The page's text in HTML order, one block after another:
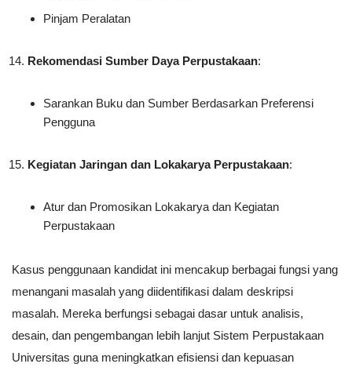
Pinjam Peralatan
Rekomendasi Sumber Daya Perpustakaan:
Sarankan Buku dan Sumber Berdasarkan Preferensi
Pengguna
Kegiatan Jaringan dan Lokakarya Perpustakaan:
Atur dan Promosikan Lokakarya dan Kegiatan
Perpustakaan
Kasus penggunaan kandidat ini mencakup berbagai fungsi yang
menangani masalah yang diidentifikasi dalam deskripsi
masalah. Mereka berfungsi sebagai dasar untuk analisis,
desain, dan pengembangan lebih lanjut Sistem Perpustakaan
Universitas guna meningkatkan efisiensi dan kepuasan